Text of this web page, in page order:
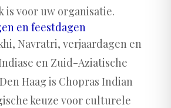
is voor uw organisatie.
en feestdagen
Navratri, verjaardagen en
en Zuid-Aziatische
Haag is Chopras Indian
keuze voor culturele